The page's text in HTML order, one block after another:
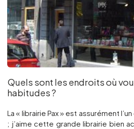
Quels sont les endroits où
habitudes ?
La « librairie Pax » est assurément
; j’aime cette grande librairie bien